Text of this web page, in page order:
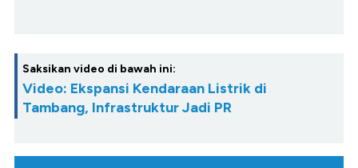
Saksikan video di bawah ini:
Video: Ekspansi Kendaraan Listrik di
Tambang, Infrastruktur Jadi PR